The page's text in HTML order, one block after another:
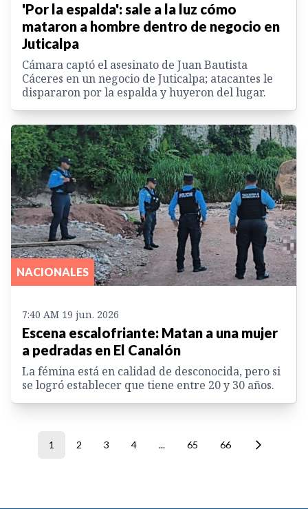
'Por la espalda': sale a la luz cómo
mataron a hombre dentro de negocio en
Juticalpa
Cámara captó el asesinato de Juan Bautista
Cáceres en un negocio de Juticalpa; atacantes le
dispararon por la espalda y huyeron del lugar.
NACIONALES
7:40 AM 19 jun. 2026
Escena escalofriante: Matan a una mujer
a pedradas en El Canalón
La fémina está en calidad de desconocida, pero si
se logró establecer que tiene entre 20 y 30 años.
1 2 3 4 ... 65 66